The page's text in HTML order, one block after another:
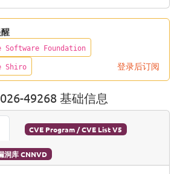
Software Foundation
Shiro 登录后订阅
49268 基础信息
CVE Program / CVE List V5
洞库 CNNVD